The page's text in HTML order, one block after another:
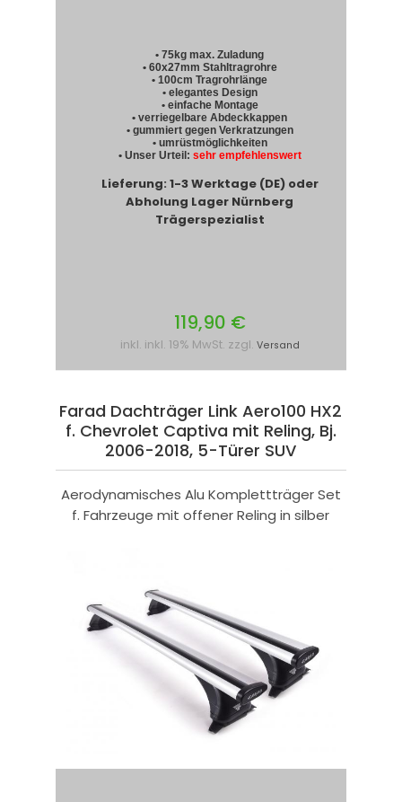
• 75kg max. Zuladung
• 60x27mm Stahltragrohre
• 100cm Tragrohrlänge
• elegantes Design
• einfache Montage
• verriegelbare Abdeckkappen
• gummiert gegen Verkratzungen
• umrüstmöglichkeiten
• Unser Urteil: sehr empfehlenswert
Lieferung: 1-3 Werktage (DE) oder
Abholung Lager Nürnberg
Trägerspezialist
119,90 €
inkl. inkl. 19% MwSt. zzgl. Versand
Farad Dachträger Link Aero100 HX2
f. Chevrolet Captiva mit Reling, Bj.
2006-2018, 5-Türer SUV
Aerodynamisches Alu Komplettträger Set
f. Fahrzeuge mit offener Reling in silber